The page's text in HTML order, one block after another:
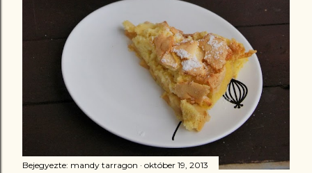
Bejegyezte: mandy tarragon október 19, 2013